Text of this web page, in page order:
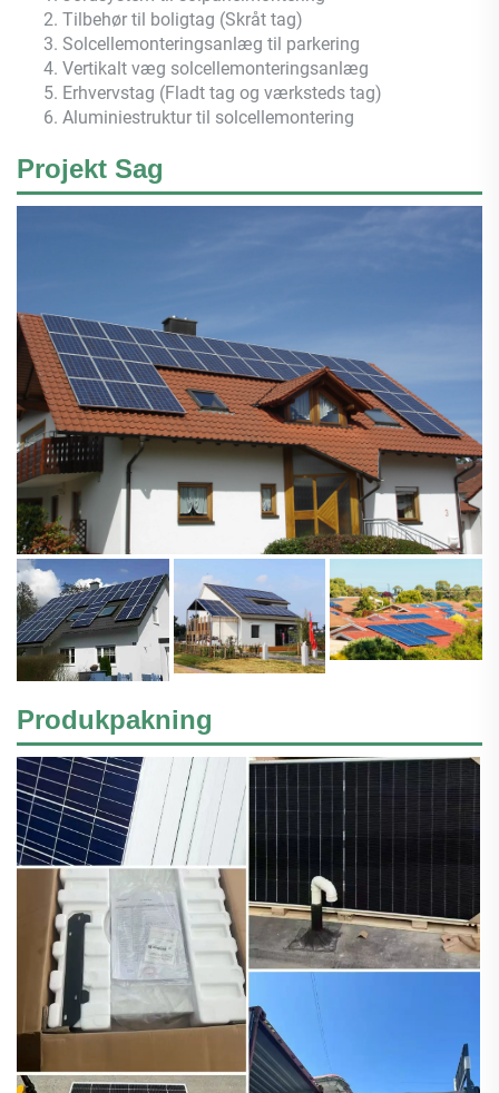
2. Tilbehør til boligtag (Skråt tag)
3. Solcellemonteringsanlæg til parkering
4. Vertikalt væg solcellemonteringsanlæg
5. Erhvervstag (Fladt tag og værksteds tag)
6. Aluminiestruktur til solcellemontering
Projekt Sag
Produkpakning